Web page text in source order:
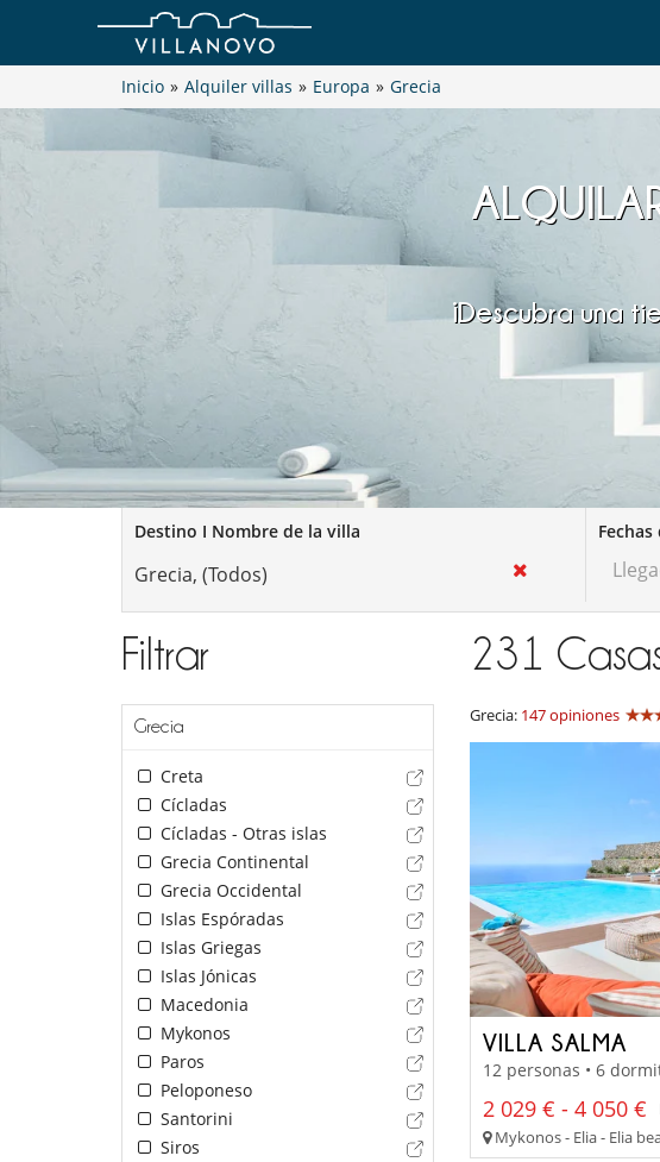
Inicio » Alquiler villas » Europa » Grecia
¡Descubra una
Destino I Nombre de la villa
Filtrar
Grecia
Creta
Cícladas
Cícladas - Otras islas
Grecia Continental
Grecia Occidental
Islas Espóradas
Islas Griegas
Islas Jónicas
Macedonia
Mykonos
Paros
Peloponeso
Santorini
Siros
231
Grecia: 147 opiniones
VILLA SALMA
12 personas • 6
2 029 € - 4 050 €
Mykonos - Elia - Elia